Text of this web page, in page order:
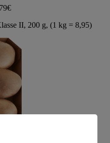
II, 200 g, (1 kg = 8,95)